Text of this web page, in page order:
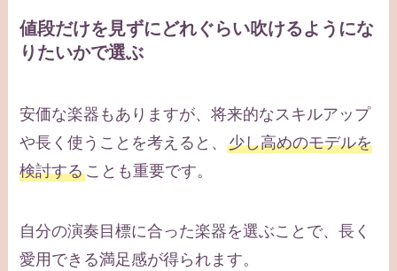
値段だけを見ずにどれぐらい吹けるようにな
りたいかで選ぶ
安価な楽器もありますが、将来的なスキルアップ
や長く使うことを考えると、少し高めのモデルを
検討することも重要です。
自分の演奏目標に合った楽器を選ぶことで、長く
愛用できる満足感が得られます。